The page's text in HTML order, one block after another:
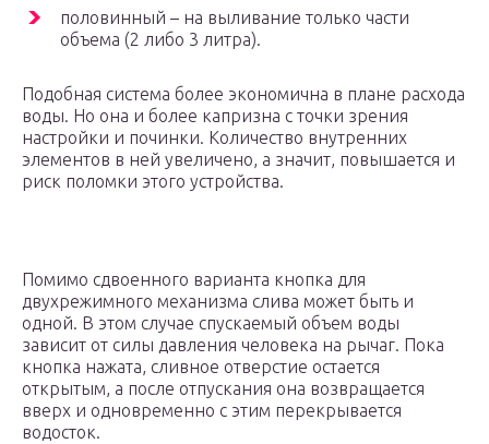
половинный – на выливание только части
объема (2 либо 3 литра).
Подобная система более экономична в плане расхода
воды. Но она и более капризна с точки зрения
настройки и починки. Количество внутренних
элементов в ней увеличено, а значит, повышается и
риск поломки этого устройства.
Помимо сдвоенного варианта кнопка для
двухрежимного механизма слива может быть и
одной. В этом случае спускаемый объем воды
зависит от силы давления человека на рычаг. Пока
кнопка нажата, сливное отверстие остается
открытым, а после отпускания она возвращается
вверх и одновременно с этим перекрывается
водосток.